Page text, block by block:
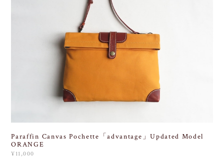
Paraffin Canvas Pochette「advantage」Updated Model
ORANGE
¥11,000